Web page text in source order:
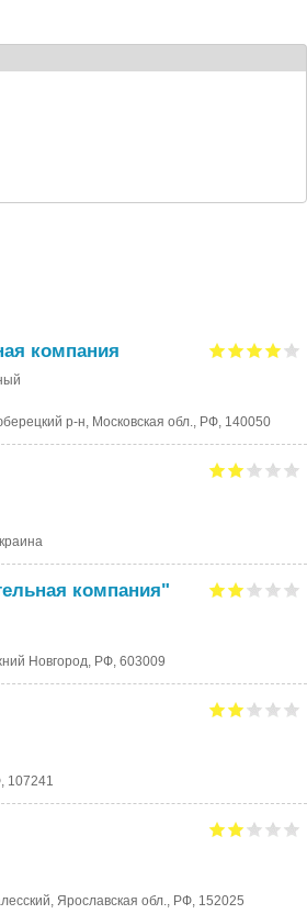
компания
р-н, Московская обл., РФ, 140050
компания"
Новгород, РФ, 603009
107241
Ярославская обл., РФ, 152025